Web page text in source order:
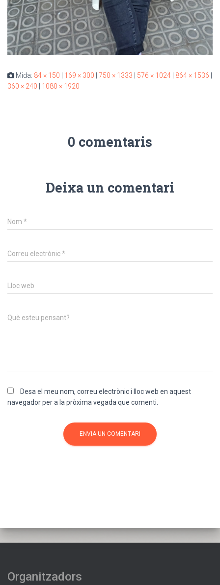
Mida: 84 × 150 169 × 300 750 × 1333 576 × 1024 864 × 1536
360 × 240
1080 × 1920
0 comentaris
Deixa un comentari
Nom *
Correu electrònic*
Lloc web
Què esteu pensant?
Desa el meu nom, correu electrònic i lloc web en aquest
navegador per a la pròxima vegada que comenti.
Organitzadors